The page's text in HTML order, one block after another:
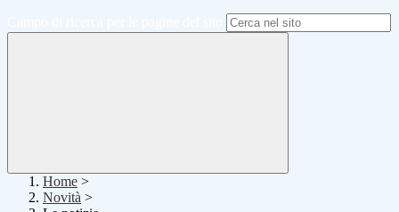
Home >
Novità >